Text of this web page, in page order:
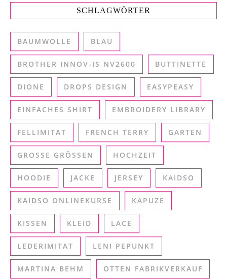
SCHLAGWÖRTER
BAUMWOLLE BLAU
BROTHER INNOV-IS NV2600 BUTTINETTE
DIONE DROPS DESIGN EASYPEASY
EINFACHES SHIRT EMBROIDERY LIBRARY
FELLIMITAT FRENCH TERRY GARTEN
GROSSE GRÖSSEN HOCHZEIT
HOODIE JACKE JERSEY KAIDSO
KAIDSO ONLINEKURSE KAPUZE
KISSEN KLEID LACE
LEDERIMITAT LENI PEPUNKT
MARTINA BEHM OTTEN FABRIKVERKAUF